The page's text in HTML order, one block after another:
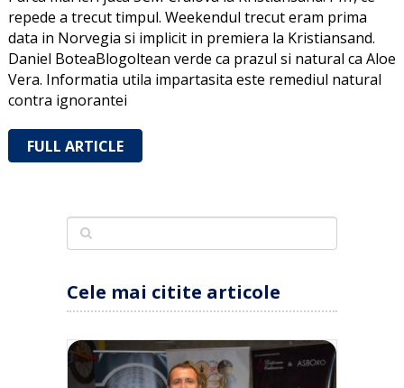
repede a trecut timpul. Weekendul trecut eram prima
data in Norvegia si implicit in premiera la Kristiansand.
Daniel BoteaBlogoltean verde ca prazul si natural ca Aloe
Vera. Informatia utila impartasita este remediul natural
contra ignorantei
FULL ARTICLE
Cele mai citite articole